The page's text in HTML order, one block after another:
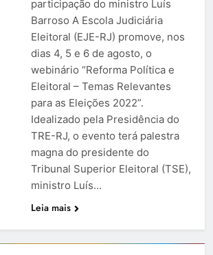
participação do ministro Luís
Barroso A Escola Judiciária
Eleitoral (EJE-RJ) promove, nos
dias 4, 5 e 6 de agosto, o
webinário “Reforma Política e
Eleitoral – Temas Relevantes
para as Eleições 2022”.
Idealizado pela Presidência do
TRE-RJ, o evento terá palestra
magna do presidente do
Tribunal Superior Eleitoral (TSE),
ministro Luís…
Leia mais